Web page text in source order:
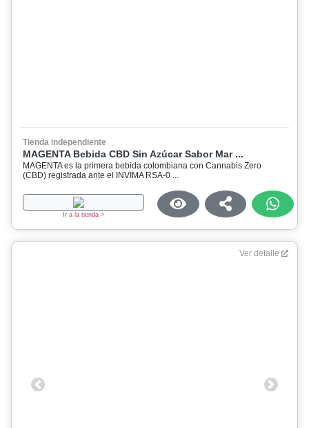
Tienda independiente
MAGENTA Bebida CBD Sin Azúcar Sabor Mar ...
MAGENTA es la primera bebida colombiana con Cannabis Zero
(CBD) registrada ante el INVIMA RSA-0 ...
Ir a la tienda >
Ver detalle
Previous Next